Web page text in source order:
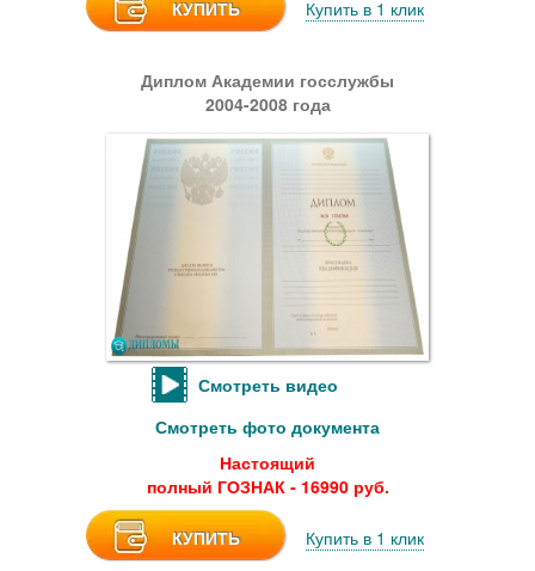
КУПИТЬ Купить в 1 клик
Диплом Академии госслужбы
2004-2008 года
Смотреть видео
Смотреть фото документа
Настоящий
полный ГОЗНАК - 16990 руб.
КУПИТЬ Купить в 1 клик